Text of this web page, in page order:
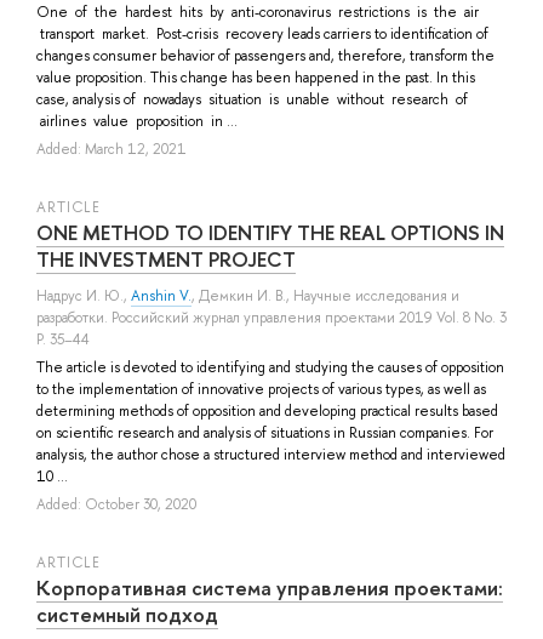
One of the hardest hits by anti-coronavirus restrictions is the air
transport market. Post-crisis recovery leads carriers to identification of
changes consumer behavior of passengers and, therefore, transform the
value proposition. This change has been happened in the past. In this
case, analysis of nowadays situation is unable without research of
airlines value proposition in ...
Added: March 12, 2021
ARTICLE
ONE METHOD TO IDENTIFY THE REAL OPTIONS IN
THE INVESTMENT PROJECT
Надрус И. Ю., Anshin V., Демкин И. В., Научные исследования и
разработки. Российский журнал управления проектами 2019 Vol. 8 No. 3
P. 35–44
The article is devoted to identifying and studying the causes of opposition
to the implementation of innovative projects of various types, as well as
determining methods of opposition and developing practical results based
on scientific research and analysis of situations in Russian companies. For
analysis, the author chose a structured interview method and interviewed
10 ...
Added: October 30, 2020
ARTICLE
Корпоративная система управления проектами:
системный подход